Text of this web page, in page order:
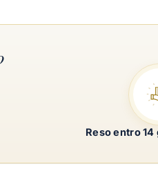
Reso entro